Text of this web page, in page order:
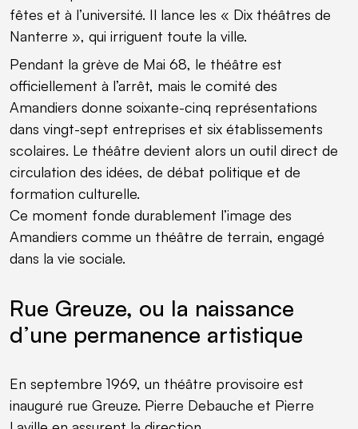
fêtes et à l’université. Il lance les « Dix théâtres de
Nanterre », qui irriguent toute la ville.
Pendant la grève de Mai 68, le théâtre est
officiellement à l’arrêt, mais le comité des
Amandiers donne soixante-cinq représentations
dans vingt-sept entreprises et six établissements
scolaires. Le théâtre devient alors un outil direct de
circulation des idées, de débat politique et de
formation culturelle.
Ce moment fonde durablement l’image des
Amandiers comme un théâtre de terrain, engagé
dans la vie sociale.
Rue Greuze, ou la naissance
d’une permanence artistique
En septembre 1969, un théâtre provisoire est
inauguré rue Greuze. Pierre Debauche et Pierre